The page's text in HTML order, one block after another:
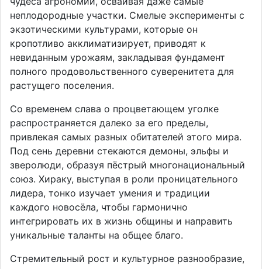
неплодородные участки. Смелые эксперименты с
экзотическими культурами, которые он
кропотливо акклиматизирует, приводят к
невиданным урожаям, закладывая фундамент
полного продовольственного суверенитета для
растущего поселения.
Со временем слава о процветающем уголке
распространяется далеко за его пределы,
привлекая самых разных обитателей этого мира.
Под сень деревни стекаются демоны, эльфы и
зверолюди, образуя пёстрый многонациональный
союз. Хираку, выступая в роли проницательного
лидера, тонко изучает умения и традиции
каждого новосёла, чтобы гармонично
интегрировать их в жизнь общины и направить
уникальные таланты на общее благо.
Стремительный рост и культурное разнообразие,